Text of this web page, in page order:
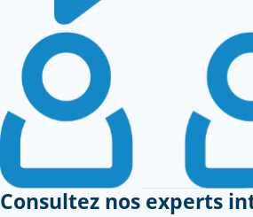
Consultez nos experts